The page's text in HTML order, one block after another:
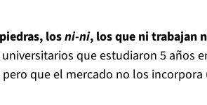
losni-ni, los que ni trabajan
que estudiaron 5 años
que el mercado no los incorpora